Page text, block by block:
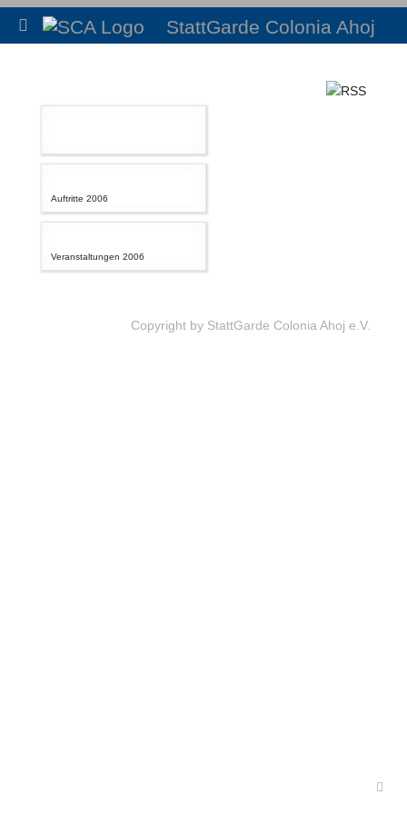
StattGarde Colonia Ahoj
Auftritte 2006
Veranstaltungen 2006
Copyright by StattGarde Colonia Ahoj e.V.